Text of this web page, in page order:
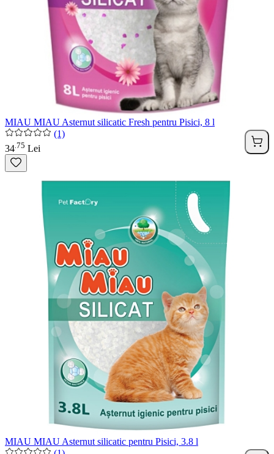
MIAU MIAU Asternut silicatic Fresh pentru Pisici, 8 l
(1)
34 75 Lei
MIAU MIAU Asternut silicatic pentru Pisici, 3.8 l